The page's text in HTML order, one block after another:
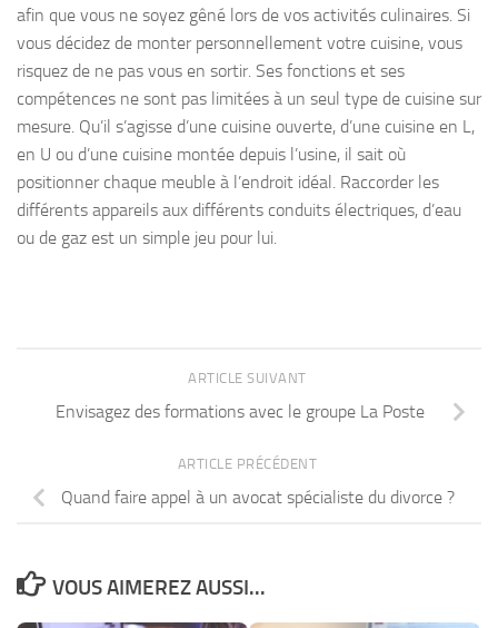
afin que vous ne soyez gêné lors de vos activités culinaires. Si
vous décidez de monter personnellement votre cuisine, vous
risquez de ne pas vous en sortir. Ses fonctions et ses
compétences ne sont pas limitées à un seul type de cuisine sur
mesure. Qu’il s’agisse d’une cuisine ouverte, d’une cuisine en L,
en U ou d’une cuisine montée depuis l’usine, il sait où
positionner chaque meuble à l’endroit idéal. Raccorder les
différents appareils aux différents conduits électriques, d’eau
ou de gaz est un simple jeu pour lui.
ARTICLE SUIVANT
Envisagez des formations avec le groupe La Poste
ARTICLE PRÉCÉDENT
Quand faire appel à un avocat spécialiste du divorce ?
VOUS AIMEREZ AUSSI...